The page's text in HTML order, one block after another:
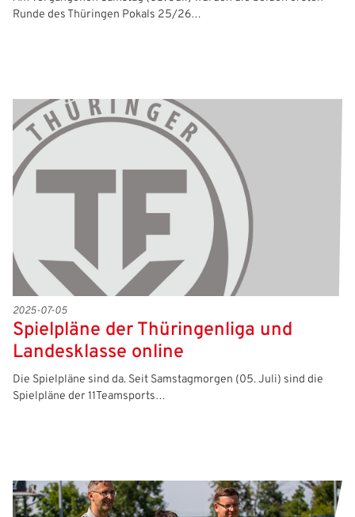
Runde des Thüringen Pokals 25/26…
2025-07-05
Spielpläne der Thüringenliga und
Landesklasse online
Die Spielpläne sind da. Seit Samstagmorgen (05. Juli) sind die
Spielpläne der 11Teamsports…